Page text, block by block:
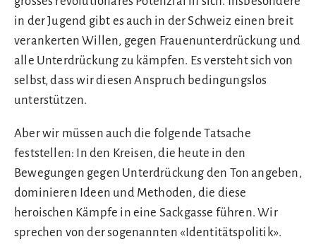
in der Jugend gibt es auch in der Schweiz einen breit
verankerten Willen, gegen Frauenunterdrückung und
alle Unterdrückung zu kämpfen. Es versteht sich von
selbst, dass wir diesen Anspruch bedingungslos
unterstützen.
Aber wir müssen auch die folgende Tatsache
feststellen: In den Kreisen, die heute in den
Bewegungen gegen Unterdrückung den Ton angeben,
dominieren Ideen und Methoden, die diese
heroischen Kämpfe in eine Sackgasse führen. Wir
sprechen von der sogenannten «Identitätspolitik».